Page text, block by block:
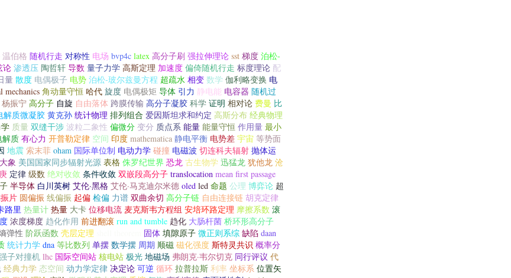
温伯格 随机行走 对称性 电场 bvp4c latex 高分子刷 强拉伸理论 sst 梯度 泊松-
论 渗透压 陶哲轩 导数 量子力学 高斯定理 加速度 偏倚随机行走 标度理论 配
量 散度 电偶极子 电势 泊松-玻尔兹曼方程 超疏水 相变 数学 伽利略变换 电
mechanics 角动量守恒 哈代 旋度 电偶极矩 导体 引力 静电能 电容器 随机过
杨振宁 高分子 自旋 自由落体 跨膜传输 高分子凝胶 科学 证明 相对论 费曼 比
解质微凝胶 黄克孙 统计物理 排列组合 爱因斯坦求和约定 高斯分布 经典物理
质量 双缝干涉 波粒二象性 偏微分 变分 质点系 能量 能量守恒 作用量 最小
解质 有心力 开普勒定律 空间 印度 mathematica 静电平衡 电势差 宇宙 等势面
地震 索末菲 oham 国际单位制 电动力学 碰撞 电磁波 切连科夫辐射 抛体运
象 美国国家同步辐射光源 表格 侏罗纪世界 恐龙 古生物学 迅猛龙 犹他龙 沧
定律 级数 绝对收敛 条件收敛 双嵌段高分子 translocation mean first passage
半导体 白川英树 艾伦·黑格 艾伦·马克迪尔米德 oled led 命题 公理 博弈论 超
片 圆偏振 线偏振 起偏 检偏 力谱 双曲余切 高分子链 自由连接链 胡克定律
路里 热量计 热量 大卡 位移电流 麦克斯韦方程组 安培环路定理 摩擦系数 滚
浓度梯度 趋化作用 前进翻滚 run and tumble 趋化 大肠杆菌 桥环形高分子
弹性 阶跃函数 壳层定理 固体 填隙原子 微正则系综 缺陷 daan
统计力学 dna 等比数列 单摆 数学摆 周期 顺磁 磁化强度 斯特灵共识 概率分
子对撞机 lhc 国际空间站 核电站 极光 地磁场 弗朗克·韦尔切克 同行评议 代
经典力学 态空间 动力学定律 决定论 可逆 循环 拉普拉斯 利率 坐标系 位置矢